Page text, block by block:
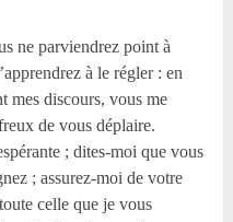
ne parviendrez point à
à le régler : en
mes discours, vous me
de vous déplaire.
; dites-moi que vous
; assurez-moi de votre
celle que je vous